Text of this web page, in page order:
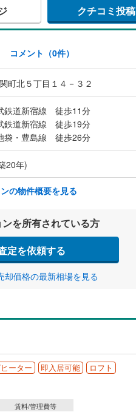
クチコミ投稿
コメント（0件）
町北５丁目１４－３２
鉄道新宿線 徒歩11分
鉄道新宿線 徒歩19分
袋・豊島線 徒歩26分
20年)
の物件概要を見る
を所有されている方
定を依頼する
却価格の最新相場を見る
ーター 即入居可能 ロフト
賃料/管理費等